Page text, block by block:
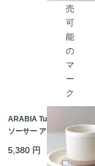
ARABIA Tupa カップ&
ソーサー アラビア トゥ
北欧食器 陶器 アンティ
5,380 円